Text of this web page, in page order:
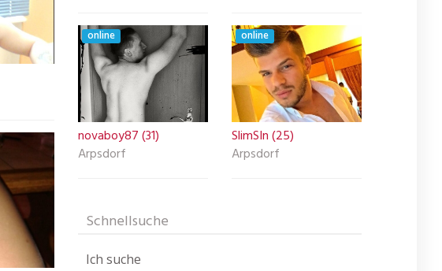
online
novaboy87 (31)
Arpsdorf
online
SlimSIn (25)
Arpsdorf
Schnellsuche
Ich suche